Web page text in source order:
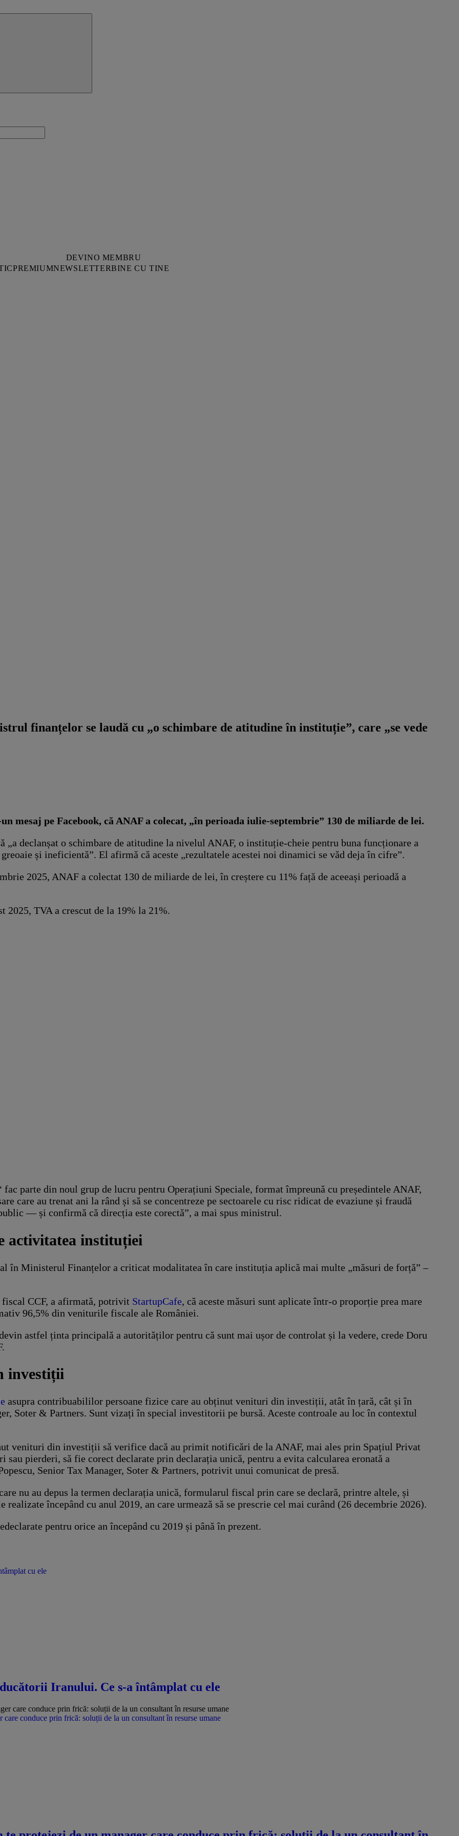
DEVINO MEMBRU
PREMIUMNEWSLETTERBINE CU TINE
finanțelor se laudă cu „o schimbare de atitudine în instituție”, care „se vede
mesaj pe Facebook, că ANAF a colecat, „în perioada iulie-septembrie” 130 de miliarde de lei.
„a declanșat o schimbare de atitudine la nivelul ANAF, o instituție-cheie pentru buna funcționare a
și ineficientă”. El afirmă că aceste „rezultatele acestei noi dinamici se văd deja în cifre”.
2025, ANAF a colectat 130 de miliarde de lei, în creștere cu 11% față de aceeași perioadă a
2025, TVA a crescut de la 19% la 21%.
parte din noul grup de lucru pentru Operațiuni Speciale, format împreună cu președintele ANAF,
care au trenat ani la rând și să se concentreze pe sectoarele cu risc ridicat de evaziune și fraudă
— și confirmă că direcția este corectă”, a mai spus ministrul.
activitatea instituției
în Ministerul Finanțelor a criticat modalitatea în care instituția aplică mai multe „măsuri de forță” –
CCF, a afirmată, potrivit StartupCafe, că aceste măsuri sunt aplicate într-o proporție prea mare
96,5% din veniturile fiscale ale României.
astfel ținta principală a autorităților pentru că sunt mai ușor de controlat și la vedere, crede Doru
investiții
asupra contribuabililor persoane fizice care au obținut venituri din investiții, atât în țară, cât și în
Soter & Partners. Sunt vizați în special investitorii pe bursă. Aceste controale au loc în contextul
venituri din investiții să verifice dacă au primit notificări de la ANAF, mai ales prin Spațiul Privat
pierderi, să fie corect declarate prin declarația unică, pentru a evita calcularea eronată a
Senior Tax Manager, Soter & Partners, potrivit unui comunicat de presă.
nu au depus la termen declarația unică, formularul fiscal prin care se declară, printre altele, și
începând cu anul 2019, an care urmează să se prescrie cel mai curând (26 decembrie 2026).
pentru orice an începând cu 2019 și până în prezent.
cu ele
Iranului. Ce s-a întâmplat cu ele
conduce prin frică: soluții de la un consultant în resurse umane